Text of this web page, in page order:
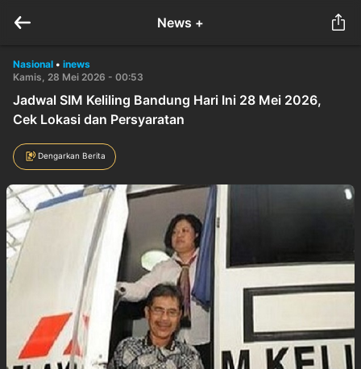
News +
Nasional • inews
Kamis, 28 Mei 2026 - 00:53
Jadwal SIM Keliling Bandung Hari Ini 28 Mei 2026,
Cek Lokasi dan Persyaratan
Dengarkan Berita